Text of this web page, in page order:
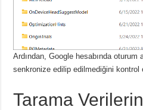
Ardından, Google hesabında oturum
senkronize edilip edilmediğini kontrol
Tarama